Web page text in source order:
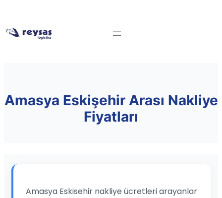
Amasya Eskişehir Arası Nakliye
Fiyatları
Amasya Eskisehir nakliye ücretleri arayanlar